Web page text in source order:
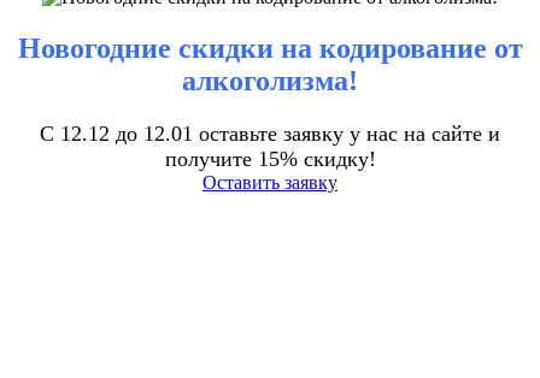
Новогодние скидки на кодирование от
алкоголизма!
С 12.12 до 12.01 оставьте заявку у нас на сайте и
получите 15% скидку!
Оставить заявку